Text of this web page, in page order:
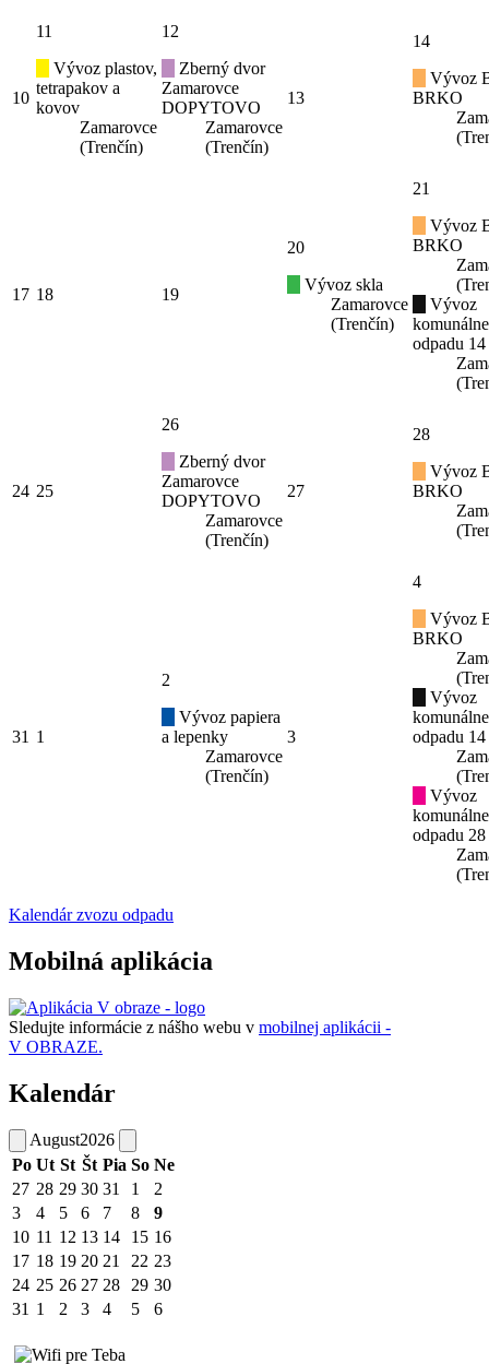
10
11
Vývoz plastov,
tetrapakov a
kovov
Zamarovce
(Trenčín)
12
Zberný dvor
Zamarovce
DOPYTOVO
Zamarovce
(Trenčín)
13
14
Vývoz
BRKO
17 18 19
20
Vývoz skla
Zamarovce
(Trenčín)
21
Vývoz
BRKO
Vývoz
odpadu
24 25
26
Zberný dvor
Zamarovce
DOPYTOVO
Zamarovce
(Trenčín)
27
28
Vývoz
BRKO
31 1
2
Vývoz papiera
a lepenky
Zamarovce
(Trenčín)
3
4
Vývoz
BRKO
Vývoz
odpadu
Vývoz
odpadu
Kalendár zvozu odpadu
Mobilná aplikácia
Sledujte informácie z nášho webu v mobilnej aplikácii -
V OBRAZE.
Kalendár
August2026
Po Ut St Št Pia So Ne
27 28 29 30 31 1
2
3
4 5 6 7 8
9
10 11 12 13 14 15 16
17 18 19 20 21 22 23
24 25 26 27 28 29 30
31 1 2 3 4 5 6